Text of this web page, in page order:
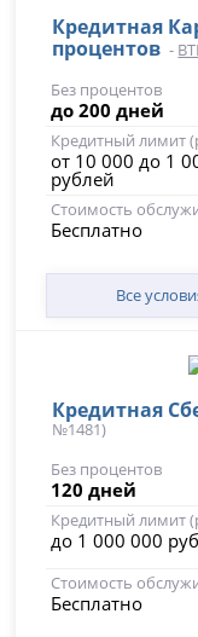
Кредитная
процентов -
Без процентов
до 200 дней
Кредитный лимит
от 10 000 до 1
рублей
Стоимость
Бесплатно
Все
Кредитная
№1481)
Без процентов
120 дней
Кредитный лимит
до 1 000 000
Стоимость
Бесплатно